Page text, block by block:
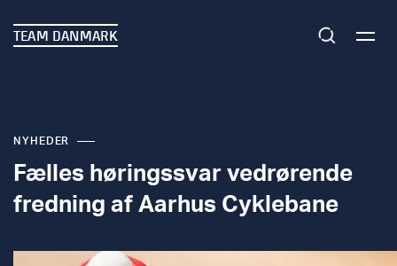
TEAM DANMARK
NYHEDER
Fælles høringssvar vedrørende
fredning af Aarhus Cyklebane